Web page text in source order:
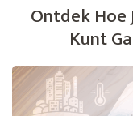
Ontdek Hoe
Kunt